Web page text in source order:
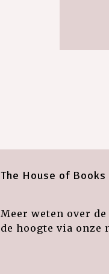
The House of
Meer weten over
de hoogte via onze